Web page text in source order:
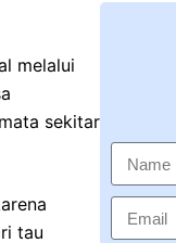
melalui
sekitar
tau